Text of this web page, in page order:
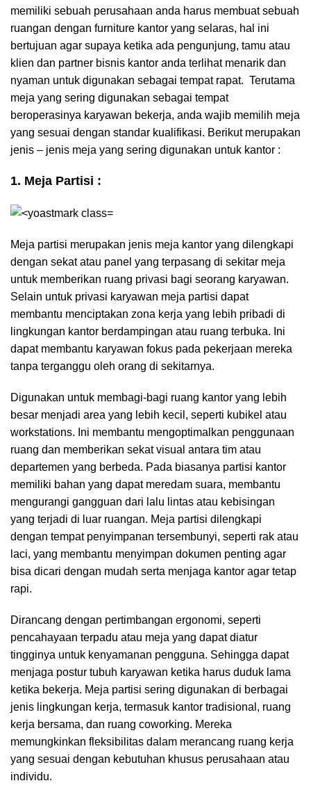
memiliki sebuah perusahaan anda harus membuat sebuah
ruangan dengan furniture kantor yang selaras, hal ini
bertujuan agar supaya ketika ada pengunjung, tamu atau
klien dan partner bisnis kantor anda terlihat menarik dan
nyaman untuk digunakan sebagai tempat rapat. Terutama
meja yang sering digunakan sebagai tempat
beroperasinya karyawan bekerja, anda wajib memilih meja
yang sesuai dengan standar kualifikasi. Berikut merupakan
jenis – jenis meja yang sering digunakan untuk kantor :
1. Meja Partisi :
Meja partisi merupakan jenis meja kantor yang dilengkapi
dengan sekat atau panel yang terpasang di sekitar meja
untuk memberikan ruang privasi bagi seorang karyawan.
Selain untuk privasi karyawan meja partisi dapat
membantu menciptakan zona kerja yang lebih pribadi di
lingkungan kantor berdampingan atau ruang terbuka. Ini
dapat membantu karyawan fokus pada pekerjaan mereka
tanpa terganggu oleh orang di sekitarnya.
Digunakan untuk membagi-bagi ruang kantor yang lebih
besar menjadi area yang lebih kecil, seperti kubikel atau
workstations. Ini membantu mengoptimalkan penggunaan
ruang dan memberikan sekat visual antara tim atau
departemen yang berbeda. Pada biasanya partisi kantor
memiliki bahan yang dapat meredam suara, membantu
mengurangi gangguan dari lalu lintas atau kebisingan
yang terjadi di luar ruangan. Meja partisi dilengkapi
dengan tempat penyimpanan tersembunyi, seperti rak atau
laci, yang membantu menyimpan dokumen penting agar
bisa dicari dengan mudah serta menjaga kantor agar tetap
rapi.
Dirancang dengan pertimbangan ergonomi, seperti
pencahayaan terpadu atau meja yang dapat diatur
tingginya untuk kenyamanan pengguna. Sehingga dapat
menjaga postur tubuh karyawan ketika harus duduk lama
ketika bekerja. Meja partisi sering digunakan di berbagai
jenis lingkungan kerja, termasuk kantor tradisional, ruang
kerja bersama, dan ruang coworking. Mereka
memungkinkan fleksibilitas dalam merancang ruang kerja
yang sesuai dengan kebutuhan khusus perusahaan atau
individu.